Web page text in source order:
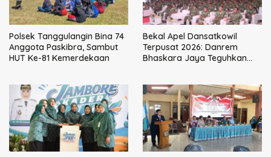
Polsek Tanggulangin Bina 74
Anggota Paskibra, Sambut
HUT Ke-81 Kemerdekaan
Bekal Apel Dansatkowil
Terpusat 2026: Danrem
Bhaskara Jaya Teguhkan